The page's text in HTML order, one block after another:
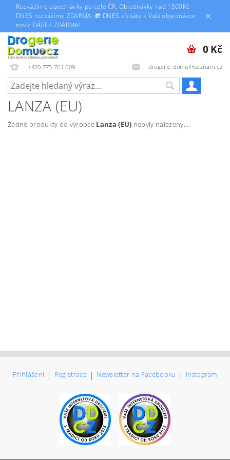
Rozvážíme objednávky po celé ČR. Objednávky nad 1500Kč
DNES rozvážíme ZDARMA. 🎁 DNES získáte k Vaší objednávce
navíc DÁREK ZDARMA!
+420 775 761 609 drogerie-domu@seznam.cz
0 Kč
LANZA (EU)
Žádné produkty od výrobce Lanza (EU) nebyly nalezeny....
Přihlášení | Registrace | Newsletter na Facebooku | Instagram